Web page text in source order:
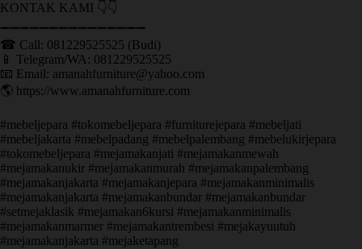
KONTAK KAMI 👇👇
➖➖➖➖➖➖➖➖➖➖➖➖➖➖➖ ㅤ
☎ Call: 081229525525 (Budi)
📱 Telegram/WA: 081229525525
📧 Email: amanahfurniture@yahoo.com
🌎 https://www.amanahfurniture.com
#mebeljepara #tokomebeljepara #furniturejepara #mebeljati
#mebeljakarta #mebelpadang #mebelpalembang #mebelukirjepara
#tokomebeljepara #mejamakanjati #mejamakanmewah
#mejamakanukir #mejamakanmurah #mejamakanpalembang
#mejamakanjakarta #mejamakanjepara #mejamakanminimalis
#mejamakanjakarta #mejamakanbundar #mejamakanbundar
#setmejaklasik #mejamakan6kursi #mejamakanminimalis
#mejamakanmarmer #mejamakantrembesi #mejakayuutuh
#mejamakanjakarta #mejaketapang